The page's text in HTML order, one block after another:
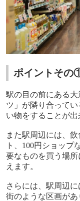
ポイントその
駅の目の前にある
ツ」が隣り合って
い物をすることが出
また駅周辺には、
ト、 100円ショップ
要なものを買う場
えます。
さらには、駅周辺
街のような区画が